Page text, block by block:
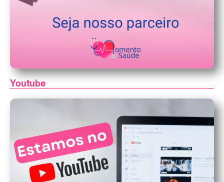
Youtube